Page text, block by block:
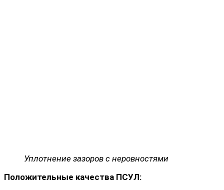
Уплотнение зазоров с неровностями
Положительные качества ПСУЛ: